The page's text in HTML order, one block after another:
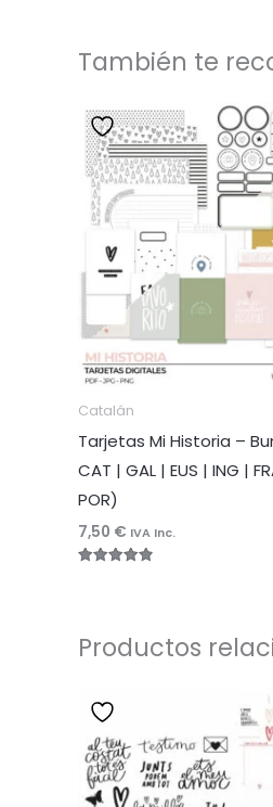
También te
Catalán
Tarjetas Mi Historia –
CAT | GAL | EUS | ING |
POR)
7,50 € IVA Inc.
Productos